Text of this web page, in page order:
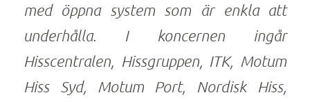
med öppna system som är enkla att
underhålla. I koncernen ingår
Hisscentralen, Hissgruppen, ITK, Motum
Hiss Syd, Motum Port, Nordisk Hiss,